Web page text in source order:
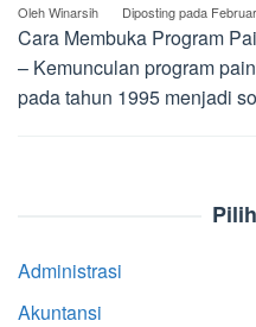
OlehWinarsih Diposting pada
Cara Membuka Program
– Kemunculan program
pada tahun 1995 menjadi
Administrasi
Akuntansi